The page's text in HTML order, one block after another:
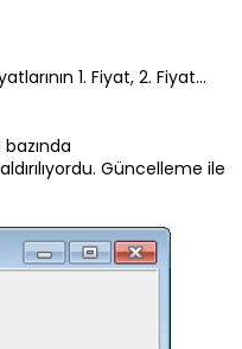
1. Fiyat, 2. Fiyat…
Güncelleme ile